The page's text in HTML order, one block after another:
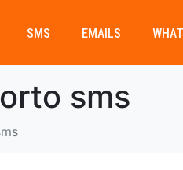
SMS EMAILS
sms